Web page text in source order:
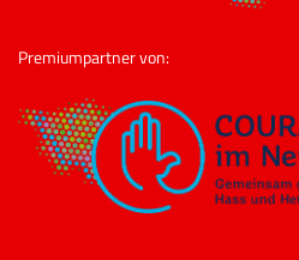
Premiumpartner von: